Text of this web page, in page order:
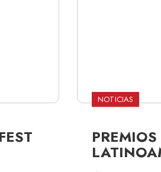
NOTICIAS